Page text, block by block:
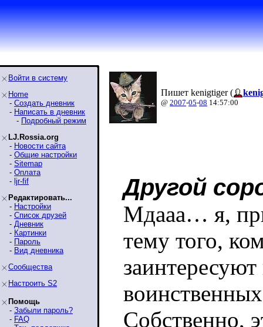
Войти в систему
Home
- Создать дневник
- Написать в дневник
- Подробный режим
LJ.Rossia.org
- Новости сайта
- Общие настройки
- Sitemap
- Оплата
- ljr-fif
Редактировать...
- Настройки
- Список друзей
- Дневник
- Картинки
- Пароль
- Вид дневника
Сообщества
Настроить S2
Помощь
- Забыли пароль?
- FAQ
Пишет kenigtiger (
@ 2007-05-08 14:57:00
Другой
Мдааа… я,
тему того,
Собственно,